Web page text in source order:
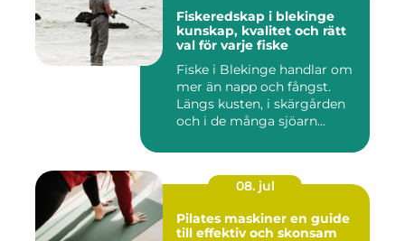
Fiskeredskap i blekinge
kunskap, kvalitet och rätt
val för varje fiske
Fiske i Blekinge handlar om
mer än napp och fångst.
Längs kusten, i skärgården
och i de många sjöarn...
08. jul
Pilates maskiner en guide
till effektiv och skonsam